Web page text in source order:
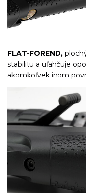
FLAT-FOREND,
stabilitu a uľahčuje
akomkoľvek inom